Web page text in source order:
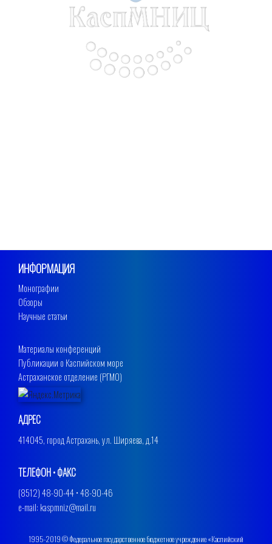
ИНФОРМАЦИЯ
Монографии
Обзоры
Научные статьи
Материалы конференций
Публикации о Каспийском море
Астраханское отделение (РГМО)
АДРЕС
414045, город Астрахань, ул. Ширяева, д.14
ТЕЛЕФОН • ФАКС
(8512) 48-90-44 • 48-90-46
e-mail: kaspmniz@mail.ru
1995-2019 © Федеральное государственное бюджетное учреждение «Каспийский